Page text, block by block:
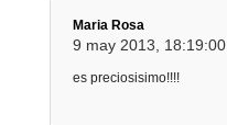
Maria Rosa
9 may 2013, 18:19:00
es preciosisimo!!!!